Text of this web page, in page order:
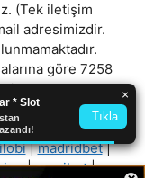
(Tek iletişim
adresimizdir.
göre 7258
oynamanın
site hiç bir
ve oynamaya
|madridbet|
|rossibet|